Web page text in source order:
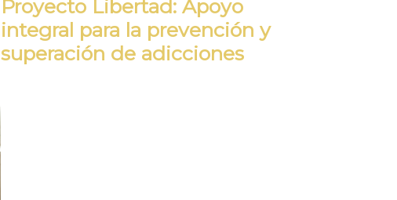
Proyecto Libertad: Apoyo
integral para la prevención y
superación de adicciones